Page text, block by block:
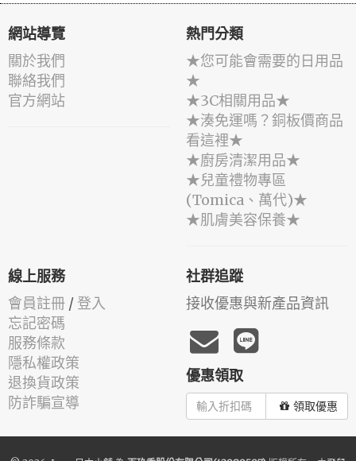
網站導覽
關於我們
聯絡我們
官方網站
熱門分類
★您可能會需要的日用品
★
★3C相關用品★
★湊免運嗎？銅板價商品
看這裡★
★廚房清潔用品★
★兒童禮物專區
(Tomica、萬代)★
★肌膚美容保養★
線上服務
會員註冊 / 登入
忘記密碼
服務條款
隱私權政策
退換貨政策
防詐騙宣導
社群追蹤
接收優惠與新產品資訊
優惠領取
領取優惠